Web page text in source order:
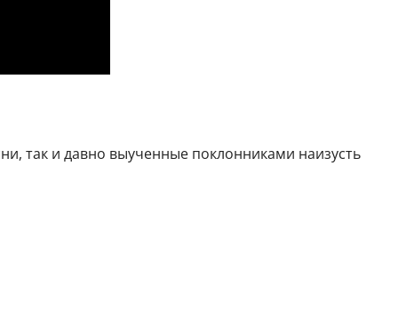
так и давно выученные поклонниками наизусть